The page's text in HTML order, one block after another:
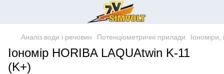
Аналіз води і речовин Потенціометричні прилади Іономіри,
Іономір HORIBA LAQUAtwin K-11
(K+)